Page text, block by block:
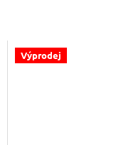
Výprodej